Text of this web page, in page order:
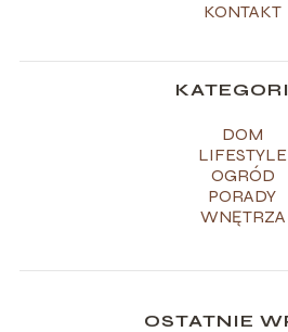
KONTAKT
DOM
LIFESTYLE
OGRÓD
PORADY
WNĘTRZA
OSTATNIE